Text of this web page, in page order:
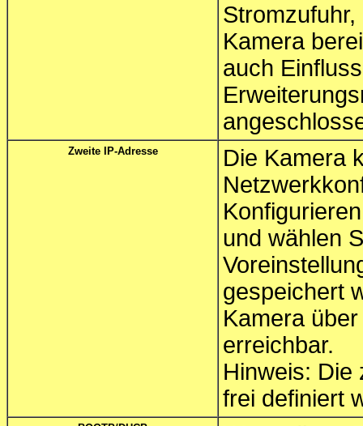
Kamera
auch
Zweite IP-Adresse
Die Kamera
und wählen
gespeichert
Kamera
erreichbar.
Hinweis: Die
frei definiert